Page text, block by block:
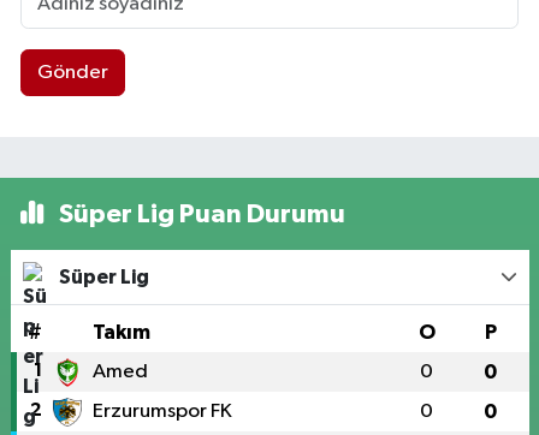
Gönder
Süper Lig Puan Durumu
Süper Lig
# Takım O P
1 Amed 0 0
2 Erzurumspor FK 0 0